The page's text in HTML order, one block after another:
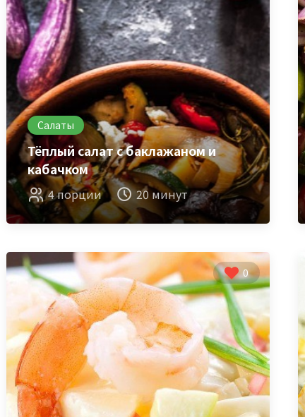
Салаты
Тёплый салат с баклажаном и
кабачком
4 порции 20 минут
0